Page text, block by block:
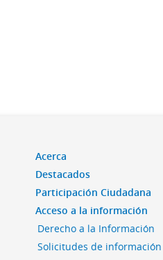
Acerca
Destacados
Participación Ciudadana
Acceso a la información
Derecho a la Información
Solicitudes de información